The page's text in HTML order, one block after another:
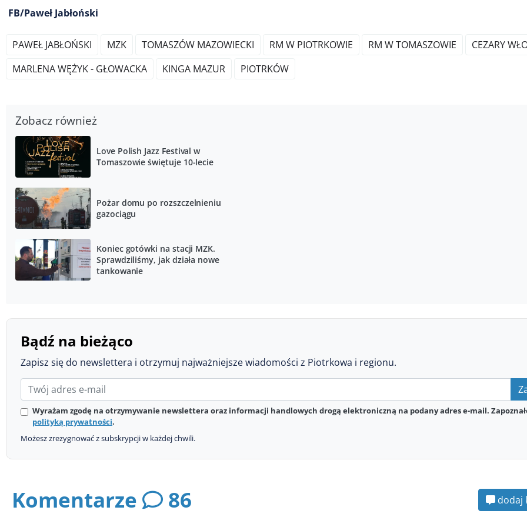
FB/Paweł Jabłoński
PAWEŁ JABŁOŃSKI MZK TOMASZÓW MAZOWIECKI RM W PIOTRKOWIE RM W TOMASZOWIE
CEZARY
MARLENA WĘŻYK - GŁOWACKA
KINGA MAZUR PIOTRKÓW
Zobacz również
Love Polish Jazz Festival w
Tomaszowie świętuje 10-lecie
Pożar domu po rozszczelnieniu
gazociągu
Koniec gotówki na stacji MZK.
Sprawdziliśmy, jak działa nowe
tankowanie
Bądź na bieżąco
Zapisz się do newslettera i otrzymuj najważniejsze wiadomości z Piotrkowa i regionu.
Wyrażam zgodę na otrzymywanie newslettera oraz informacji handlowych drogą elektroniczną na podany adres e-mail.
polityką prywatności.
Możesz zrezygnować z subskrypcji w każdej chwili.
Komentarze 86 dodaj